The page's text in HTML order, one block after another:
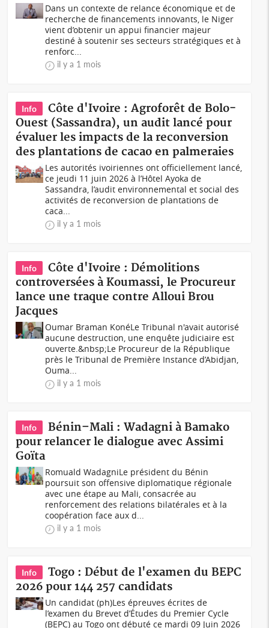
Dans un contexte de relance économique et de
recherche de financements innovants, le Niger
vient d’obtenir un appui financier majeur
destiné à soutenir ses secteurs stratégiques et à
renforc...
il y a 1 mois
Info
Côte d'Ivoire : Agroforêt de Bolo-
Ouest (Sassandra), un audit lancé pour
évaluer les impacts de la reconversion
des plantations de cacao en palmeraies
Les autorités ivoiriennes ont officiellement lancé,
ce jeudi 11 juin 2026 à l’Hôtel Ayoka de
Sassandra, l’audit environnemental et social des
activités de reconversion de plantations de
caca...
il y a 1 mois
Info
Côte d'Ivoire : Démolitions
controversées à Koumassi, le Procureur
lance une traque contre Alloui Brou
Jacques
Oumar Braman KonéLe Tribunal n'avait autorisé
aucune destruction, une enquête judiciaire est
ouverte.&nbsp;Le Procureur de la République
près le Tribunal de Première Instance d’Abidjan,
Ouma...
il y a 1 mois
Info
Bénin–Mali : Wadagni à Bamako
pour relancer le dialogue avec Assimi
Goïta
Romuald WadagniLe président du Bénin
poursuit son offensive diplomatique régionale
avec une étape au Mali, consacrée au
renforcement des relations bilatérales et à la
coopération face aux d...
il y a 1 mois
Info
Togo : Début de l'examen du BEPC
2026 pour 144 257 candidats
Un candidat (ph)Les épreuves écrites de
l’examen du Brevet d’Études du Premier Cycle
(BEPC) au Togo ont débuté ce mardi 09 Juin 2026